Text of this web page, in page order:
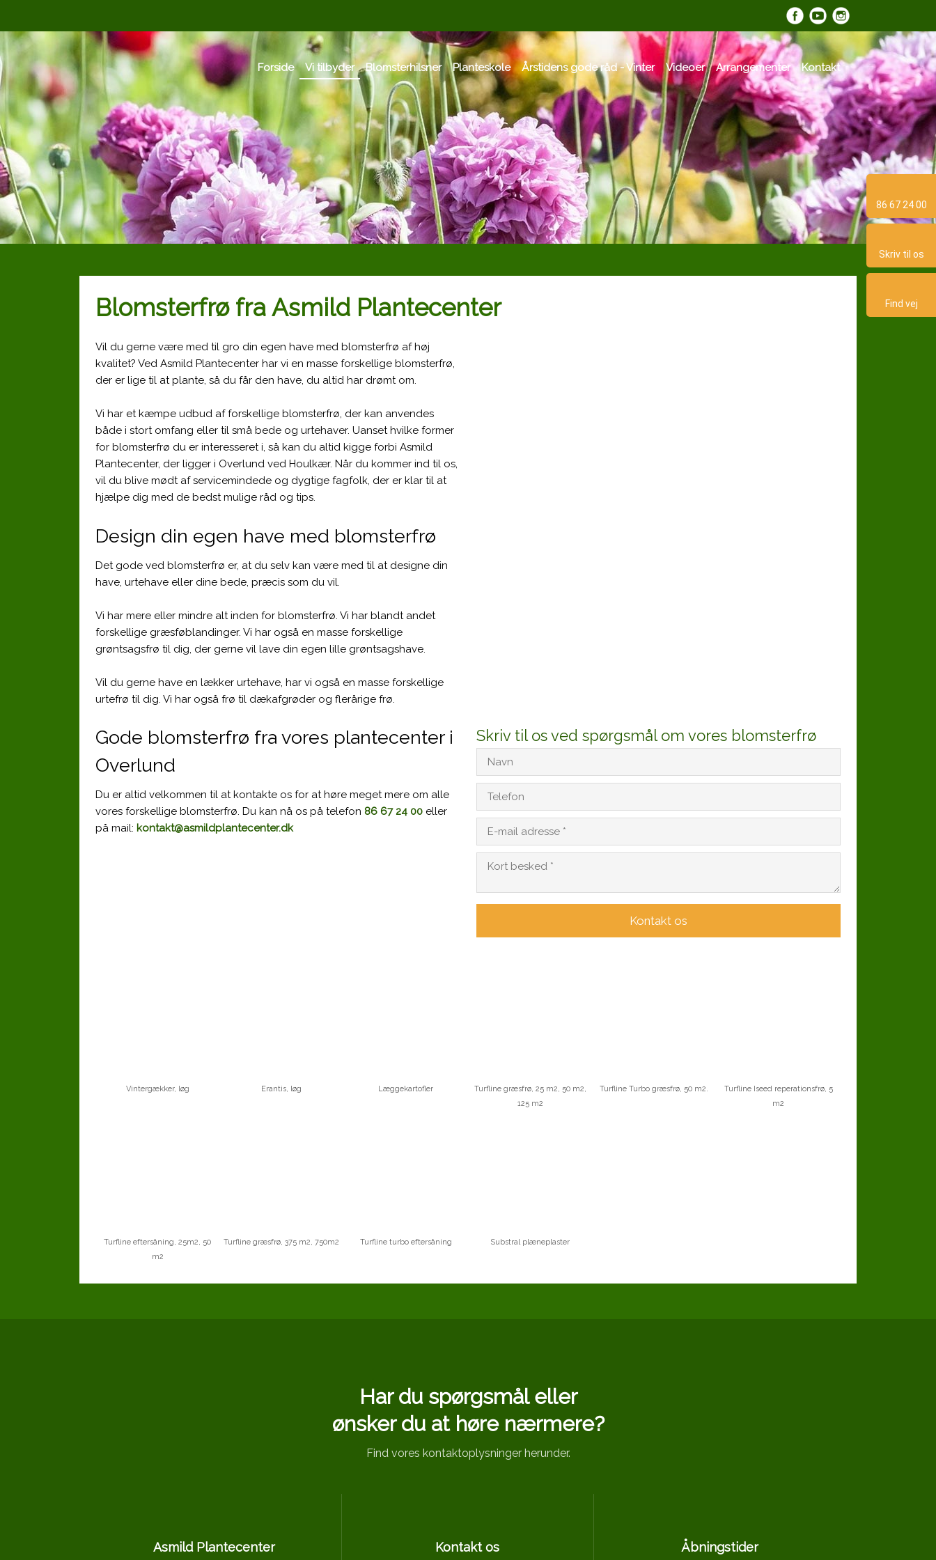
86 67 24 00
Skriv til os​
Find vej​
​
Forside Vi tilbyder Blomsterhilsner Planteskole Årstidens gode råd - Vinter Videoer Arrangementer Kontakt
Blomsterfrø fra Asmild Plantecenter
Vil du gerne være med til gro din egen have med blomsterfrø af høj
kvalitet? Ved Asmild Plantecenter har vi en masse forskellige blomsterfrø,
der er lige til at plante, så du får den have, du altid har drømt om.
Vi har et kæmpe udbud af forskellige blomsterfrø, der kan anvendes
både i stort omfang eller til små bede og urtehaver. Uanset hvilke former
for blomsterfrø du er interesseret i, så kan du altid kigge forbi Asmild
Plantecenter, der ligger i Overlund ved Houlkær. Når du kommer ind til os,
vil du blive mødt af servicemindede og dygtige fagfolk, der er klar til at
hjælpe dig med de bedst mulige råd og tips.​
Design din egen have med blomsterfrø
Det gode ved blomsterfrø er, at du selv kan være med til at designe din
have, urtehave eller dine bede, præcis som du vil.​
Vi har mere eller mindre alt inden for blomsterfrø. Vi har blandt andet
forskellige græsføblandinger. Vi har også en masse forskellige
grøntsagsfrø til dig, der gerne vil lave din egen lille grøntsagshave.
Vil du gerne have en lækker urtehave, har vi også en masse forskellige
urtefrø til dig. Vi har også frø til dækafgrøder og flerårige frø.​
Gode blomsterfrø fra vores plantecenter i
Overlund
Du er altid velkommen til at kontakte os for at høre meget mere om alle
vores forskellige blomsterfrø. Du kan nå os på telefon 86 67 24 00eller
på mail: kontakt@asmildplantecenter.dk
Skriv til os ved spørgsmål om vores blomsterfrø​
Vintergækker, løg Erantis, løg Læggekartofler
Turfline græsfrø, 25 m2, 50 m2,
125 m2
Turfline Turbo græsfrø, 50 m2.
Turfline Iseed reperationsfrø, 5
m2
Turfline eftersåning, 25m2, 50
m2
Turfline græsfrø, 375 m2, 750m2 Turfline turbo eftersåning Substral plæneplaster
Har du spørgsmål eller
​ønsker du at høre nærmere?
Find vores kontaktoplysninger herunder.
Asmild Plantecenter Kontakt os Åbningstider